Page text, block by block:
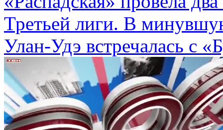
Третьей лиги. В
Улан-Удэ встречалась с